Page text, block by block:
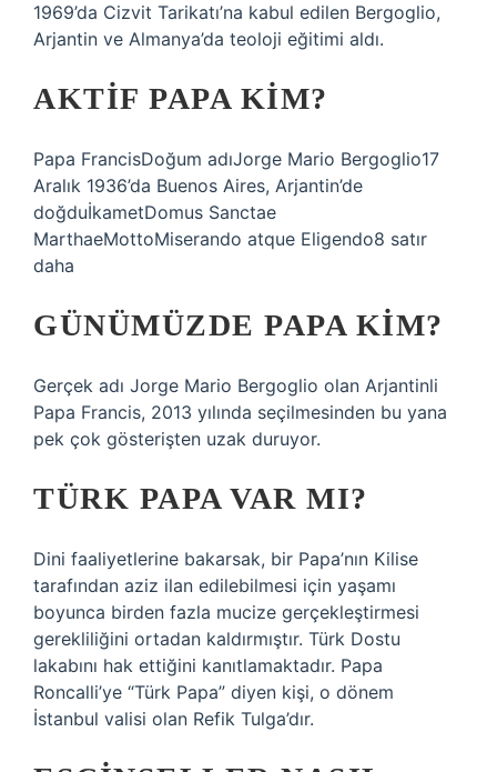
1969’da Cizvit Tarikatı’na kabul edilen Bergoglio,
Arjantin ve Almanya’da teoloji eğitimi aldı.
AKTIF PAPA KIM?
Papa FrancisDoğum adıJorge Mario Bergoglio17
Aralık 1936’da Buenos Aires, Arjantin’de
doğduİkametDomus Sanctae
MarthaeMottoMiserando atque Eligendo8 satır
daha
GÜNÜMÜZDE PAPA KIM?
Gerçek adı Jorge Mario Bergoglio olan Arjantinli
Papa Francis, 2013 yılında seçilmesinden bu yana
pek çok gösterişten uzak duruyor.
TÜRK PAPA VAR MI?
Dini faaliyetlerine bakarsak, bir Papa’nın Kilise
tarafından aziz ilan edilebilmesi için yaşamı
boyunca birden fazla mucize gerçekleştirmesi
gerekliliğini ortadan kaldırmıştır. Türk Dostu
lakabını hak ettiğini kanıtlamaktadır. Papa
Roncalli’ye “Türk Papa” diyen kişi, o dönem
İstanbul valisi olan Refik Tulga’dır.